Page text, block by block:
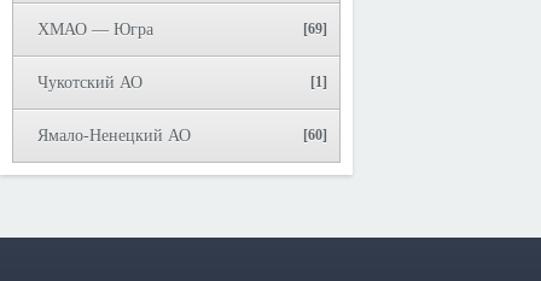
ХМАО — Югра [69]
Чукотский АО [1]
Ямало-Ненецкий АО [60]